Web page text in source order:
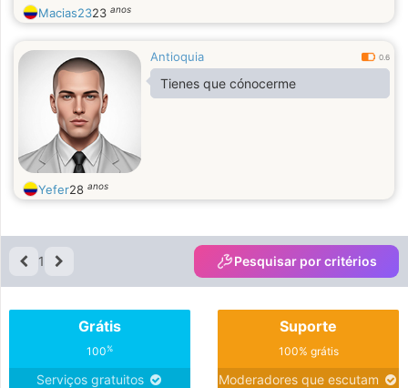
Macias2323 anos
Antioquia 0.6
Tienes que cónocerme
Yefer28 anos
1 Pesquisar por critérios
Grátis
100%
Serviços gratuitos
Suporte
100% grátis
Moderadores que escutam